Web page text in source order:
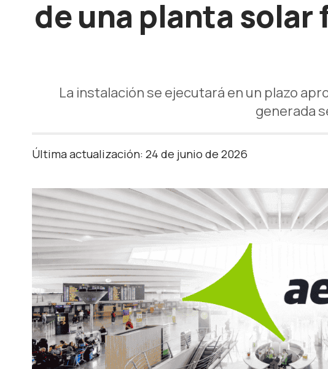
de una planta
La instalación se ejecutará en un plazo
generada
Última actualización: 24 de junio de 2026